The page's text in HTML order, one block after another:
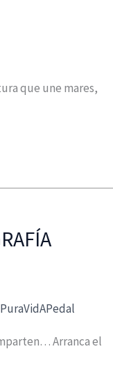
que une mares,
Arranca el